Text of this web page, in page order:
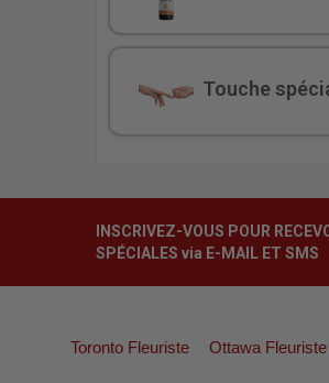
Touche
INSCRIVEZ-VOUS POUR
SPÉCIALES via E-MAIL ET SMS
Toronto Fleuriste Ottawa Fleuriste